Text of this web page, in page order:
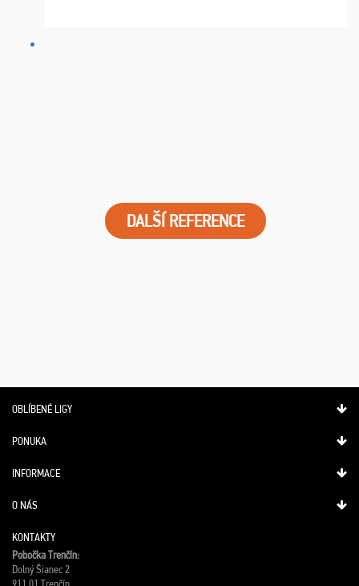
DALŠÍ REFERENCE
OBLÍBENÉ LIGY
PONUKA
INFORMACE
O NÁS
KONTAKTY
Pobočka Trenčín:
Dolný Šianec 2